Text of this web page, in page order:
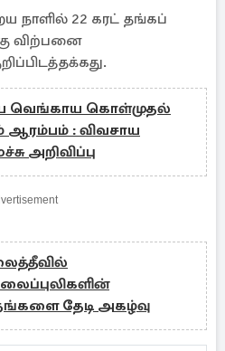
நாளில் 22 கரட் தங்கப்
விற்பனை
வெங்காய கொள்முதல்
ஆரம்பம் : விவசாய
அறிவிப்பு
தேடி அகழ்வு